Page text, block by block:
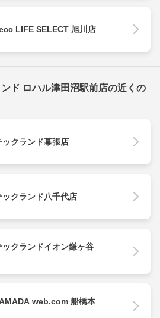
LIFE SELECT 旭川店
ド ロハル津田沼駅前店の近くの
クランド幕張店
クランド八千代店
クランドイオン鎌ヶ谷
web.com 船橋本